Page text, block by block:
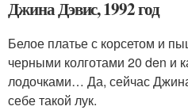
Джина Дэвис, 1992 год
Белое платье с корсетом и
черными колготами 20 den и
лодочками… Да, сейчас
себе такой лук.